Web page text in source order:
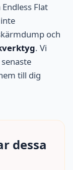
Flat
och
. Vi
till dig
dessa